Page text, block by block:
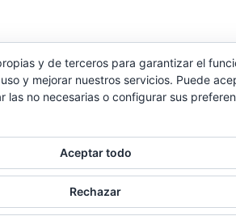
y de terceros para garantizar el
y mejorar nuestros servicios. Puede
las no necesarias o configurar sus
Aceptar todo
Rechazar